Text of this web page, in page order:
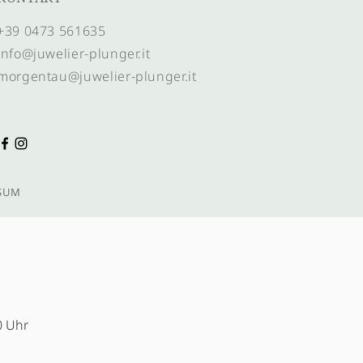
0473 561635
plunger.it
plunger.it
Uhr